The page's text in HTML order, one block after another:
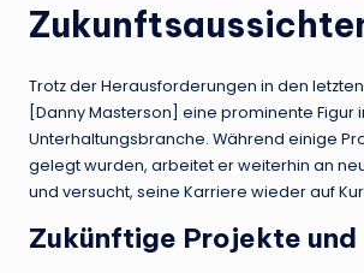
Trotz der Herausforderungen in den
[Danny Masterson] eine prominente Figur
Unterhaltungsbranche. Während einige
gelegt wurden, arbeitet er weiterhin an
und versucht, seine Karriere wieder auf
Zukünftige Projekte und